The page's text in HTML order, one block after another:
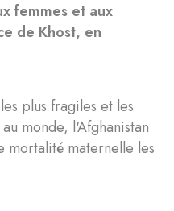
femmes et aux
de Khost, en
plus fragiles et les
monde, l'Afghanistan
mortalité maternelle les